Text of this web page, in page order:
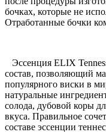
бочках, которые не
Отработанные бочки
Эссенция ELIX
состав, позволяющий
популярного виски в
натуральные
солода, дубовой коры
вкуса. Правильное
составе эссенции